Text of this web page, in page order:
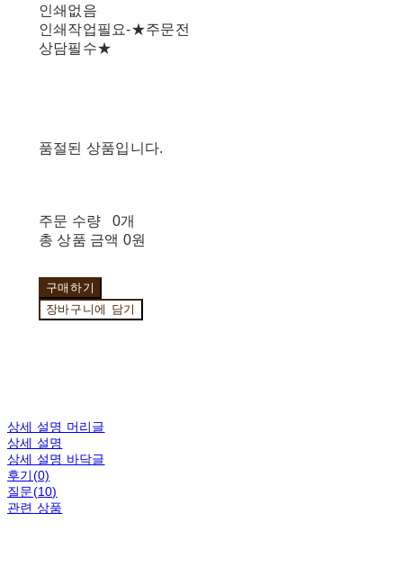
인쇄없음
인쇄작업필요-★주문전
상담필수★
품절된 상품입니다.
주문 수량
0개
총 상품 금액 0원
구매하기
장바구니에 담기
상세 설명 머리글
상세 설명
상세 설명 바닥글
후기(0)
질문(10)
관련 상품